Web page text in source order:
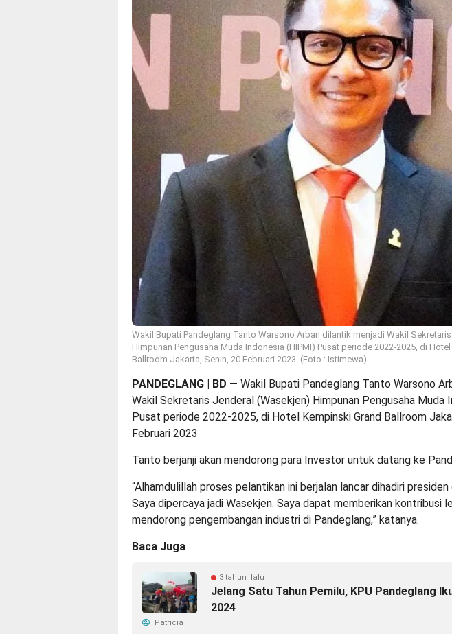
Wakil Bupati Pandeglang Tanto Warsono Arban dilantik menjadi Wakil
Himpunan Pengusaha Muda Indonesia (HIPMI) Pusat periode 2022-2025, di
Ballroom Jakarta, Senin, 20 Februari 2023. (Foto : Istimewa)
PANDEGLANG | BD — Wakil Bupati Pandeglang Tanto Warsono
Wakil Sekretaris Jenderal (Wasekjen) Himpunan Pengusaha Muda
Pusat periode 2022-2025, di Hotel Kempinski Grand Ballroom
Februari 2023
Tanto berjanji akan mendorong para Investor untuk datang ke
“Alhamdulillah proses pelantikan ini berjalan lancar dihadiri
Saya dipercaya jadi Wasekjen. Saya dapat memberikan kontribusi
mendorong pengembangan industri di Pandeglang,” katanya.
Baca Juga
3 tahun lalu
Jelang Satu Tahun Pemilu, KPU Pandeglang
2024
Patricia